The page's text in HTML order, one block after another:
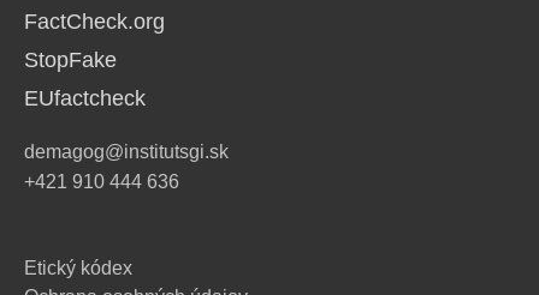
FactCheck.org
StopFake
EUfactcheck
demagog@institutsgi.sk
+421 910 444 636
Etický kódex